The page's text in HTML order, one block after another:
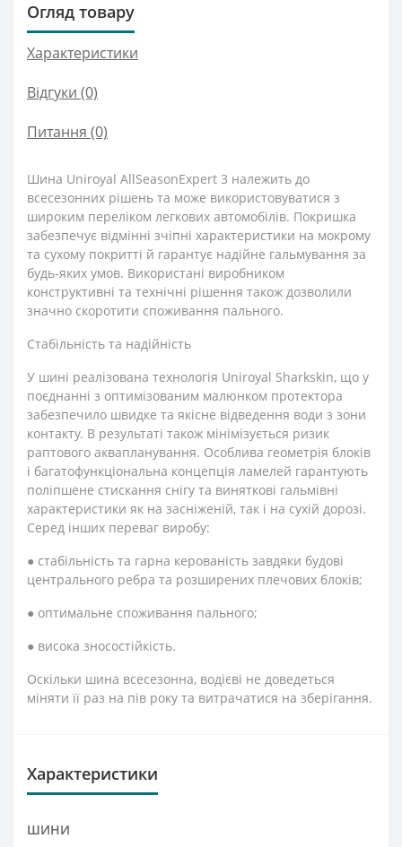
Огляд товару
Характеристики
Відгуки (0)
Питання (0)
Шина Uniroyal AllSeasonExpert 3 належить до
всесезонних рішень та може використовуватися з
широким переліком легкових автомобілів. Покришка
забезпечує відмінні зчіпні характеристики на мокрому
та сухому покритті й гарантує надійне гальмування за
будь-яких умов. Використані виробником
конструктивні та технічні рішення також дозволили
значно скоротити споживання пального.
Стабільність та надійність
У шині реалізована технологія Uniroyal Sharkskin, що у
поєднанні з оптимізованим малюнком протектора
забезпечило швидке та якісне відведення води з зони
контакту. В результаті також мінімізується ризик
раптового аквапланування. Особлива геометрія блоків
і багатофункціональна концепція ламелей гарантують
поліпшене стискання снігу та виняткові гальмівні
характеристики як на засніженій, так і на сухій дорозі.
Серед інших переваг виробу:
● стабільність та гарна керованість завдяки будові
центрального ребра та розширених плечових блоків;
● оптимальне споживання пального;
● висока зносостійкість.
Оскільки шина всесезонна, водієві не доведеться
міняти її раз на пів року та витрачатися на зберігання.
Характеристики
ШИНИ